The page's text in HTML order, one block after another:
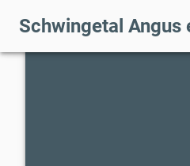
Schwingetal Angus